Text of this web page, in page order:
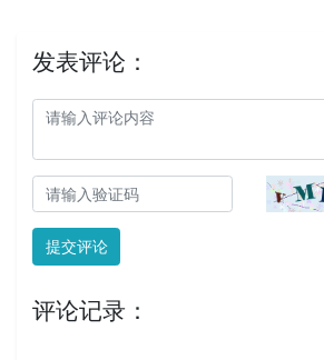
发表评论：
提交评论
评论记录：